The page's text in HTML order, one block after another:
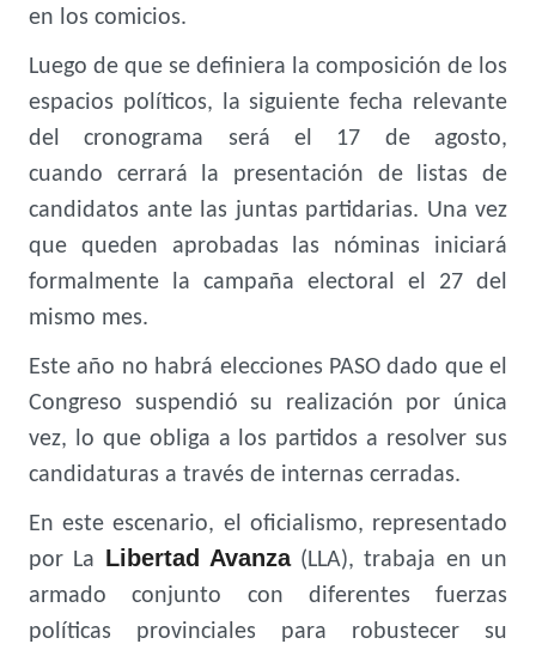
en los comicios.
Luego de que se definiera la composición de los
espacios políticos, la siguiente fecha relevante
del cronograma será el 17 de agosto,
cuando cerrará la presentación de listas de
candidatos ante las juntas partidarias. Una vez
que queden aprobadas las nóminas iniciará
formalmente la campaña electoral el 27 del
mismo mes.
Este año no habrá elecciones PASO dado que el
Congreso suspendió su realización por única
vez, lo que obliga a los partidos a resolver sus
candidaturas a través de internas cerradas.
En este escenario, el oficialismo, representado
por La Libertad Avanza(LLA), trabaja en un
armado conjunto con diferentes fuerzas
políticas provinciales para robustecer su